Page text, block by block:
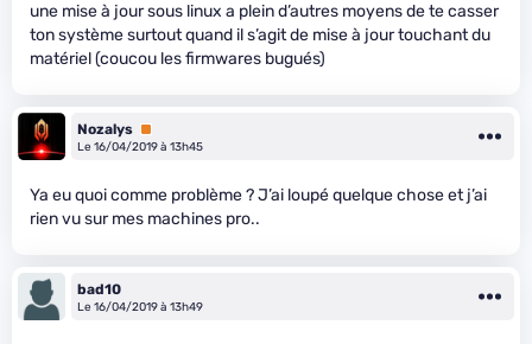
une mise à jour sous linux a plein d’autres moyens de te casser
ton système surtout quand il s’agit de mise à jour touchant du
matériel (coucou les firmwares bugués)
Nozalys Premium
Le 16/04/2019 à 13h45
Ya eu quoi comme problème ? J’ai loupé quelque chose et j’ai
rien vu sur mes machines pro..
bad10
Le 16/04/2019 à 13h49